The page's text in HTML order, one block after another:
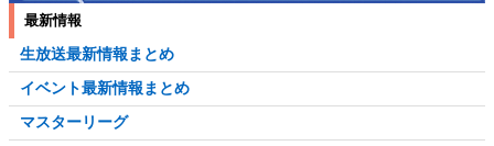
最新情報
生放送最新情報まとめ
イベント最新情報まとめ
マスターリーグ